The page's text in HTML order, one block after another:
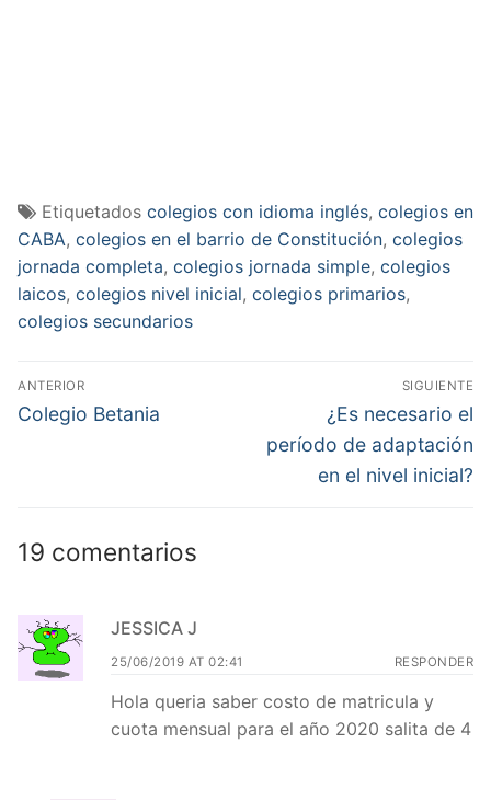
Etiquetados colegios con idioma inglés, colegios en
CABA, colegios en el barrio de Constitución, colegios
jornada completa, colegios jornada simple, colegios
laicos, colegios nivel inicial, colegios primarios,
colegios secundarios
Navegación
de
ANTERIOR
Entrada
Colegio Betania
SIGUIENTE
Entrada
siguiente:
¿Es necesario el
período de adaptación
en el nivel inicial?
19 comentarios
JESSICA J
25/06/2019 AT 02:41 RESPONDER
Hola queria saber costo de matricula y
cuota mensual para el año 2020 salita de 4